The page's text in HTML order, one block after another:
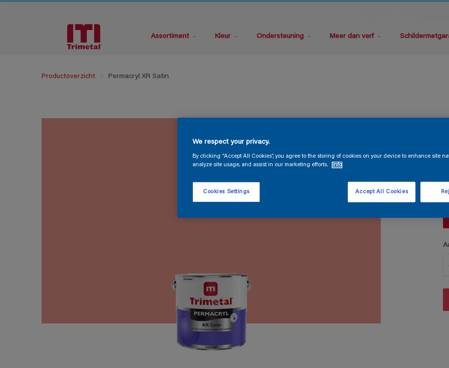
Assortiment Kleur Ondersteuning Meer dan verf
Productoverzicht Permacryl XR Satin
We respect your privacy.
By clicking “Accept All Cookies”, you agree to the storing of cookies on your device to enhance site
analyze site usage, and assist in our marketing efforts.
Info
Cookies Settings Accept All Cookies